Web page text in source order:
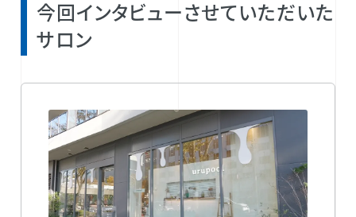
今回インタビューさせていただいた
サロン